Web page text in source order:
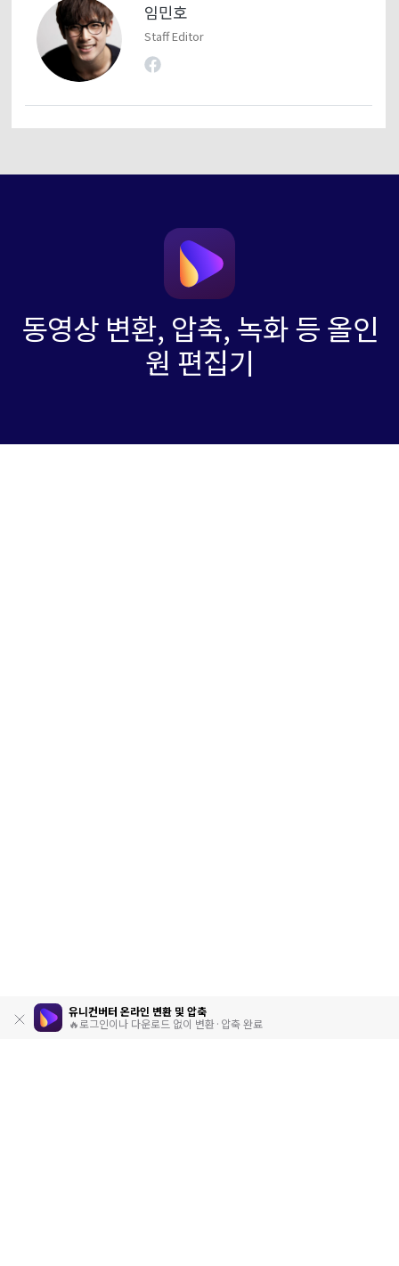
유니컨버터 온라인 변환 및 압축
🔥로그인이나 다운로드 없이 변환·압축 완료
임민호
Staff Editor
동영상 변환, 압축, 녹화 등 올인
원 편집기